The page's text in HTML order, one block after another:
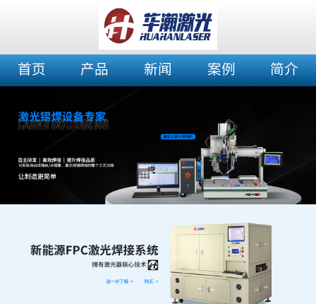
首页 产品 新闻 案例 简介